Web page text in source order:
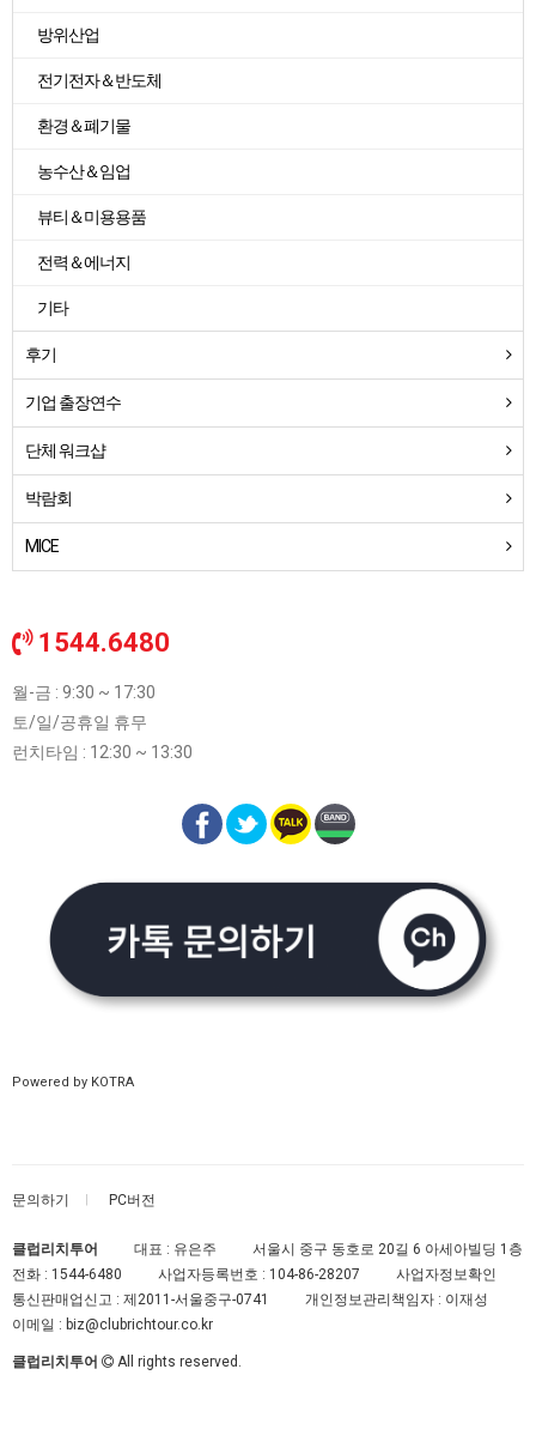
방위산업
전기전자＆반도체
환경＆폐기물
농수산＆임업
뷰티＆미용용품
전력＆에너지
기타
후기
기업 출장연수
단체 워크샵
박람회
MICE
1544.6480
월-금 : 9:30 ~ 17:30
토/일/공휴일 휴무
런치타임 : 12:30 ~ 13:30
Powered by KOTRA
문의하기 PC버전
클럽리치투어 대표 : 유은주
서울시 중구 동호로 20길 6 아세아빌딩 1층
전화 : 1544-6480 사업자등록번호 : 104-86-28207
사업자정보확인
통신판매업신고 : 제2011-서울중구-0741
개인정보관리책임자 : 이재성
이메일 : biz@clubrichtour.co.kr
클럽리치투어 All rights reserved.